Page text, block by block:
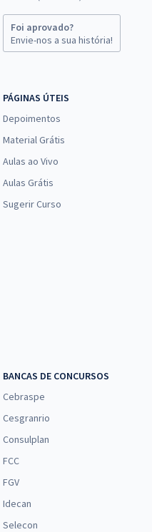
Foi aprovado?
Envie-nos a sua história!
PÁGINAS ÚTEIS
Depoimentos
Material Grátis
Aulas ao Vivo
Aulas Grátis
Sugerir Curso
BANCAS DE CONCURSOS
Cebraspe
Cesgranrio
Consulplan
FCC
FGV
Idecan
Selecon